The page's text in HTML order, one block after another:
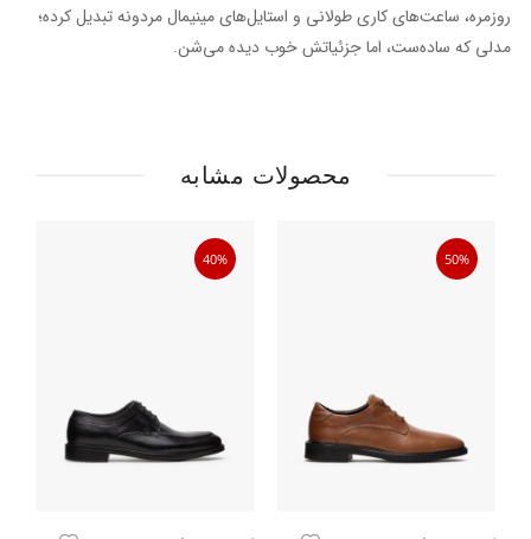
روزمره، ساعت‌های کاری طولانی و استایل‌های مینیمال مردونه تبدیل کرده؛
مدلی که ساده‌ست، اما جزئیاتش خوب دیده می‌شن.
محصولات مشابه
50%
40%